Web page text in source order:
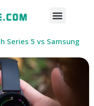
Series 5 vs Samsung